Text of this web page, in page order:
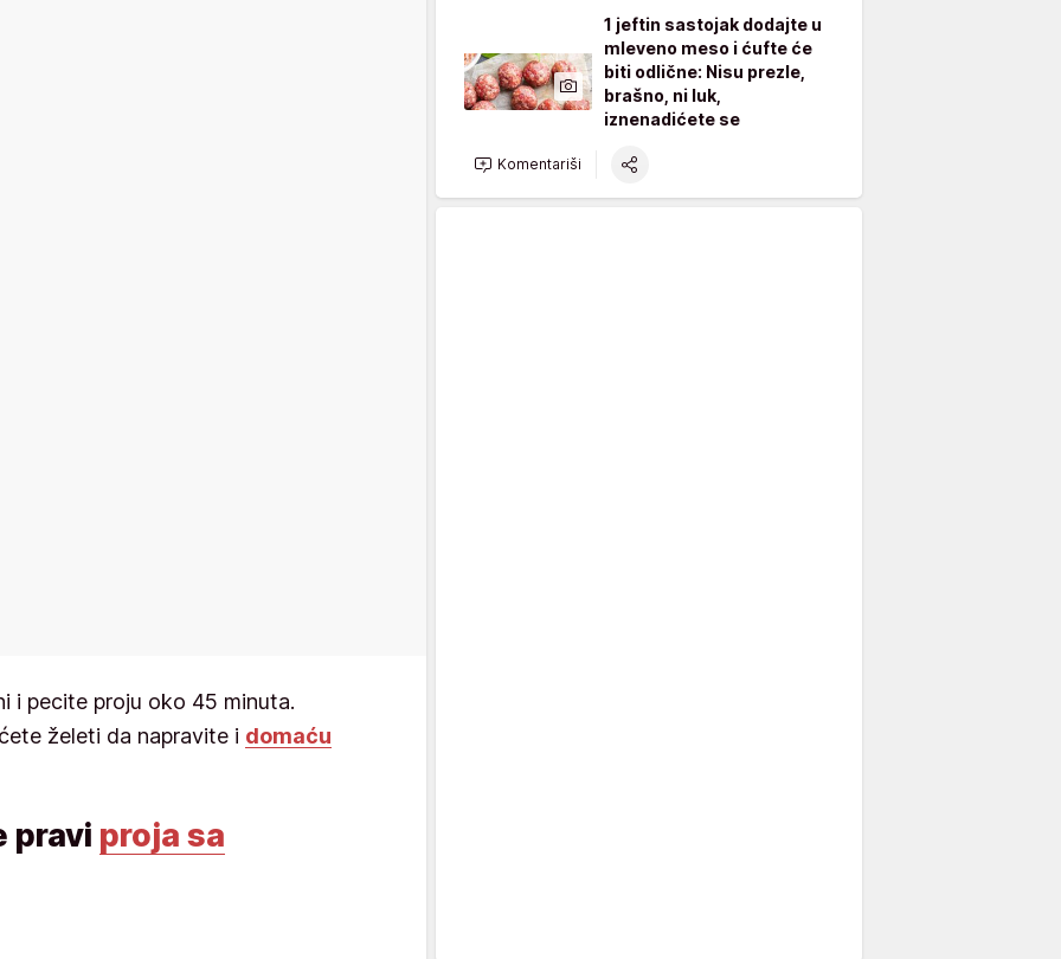
i pecite proju oko 45 minuta.
želeti da napravite i domaću
pravi proja sa
1 jeftin sastojak dodajte u
mleveno meso i ćufte će
biti odlične: Nisu prezle,
brašno, ni luk,
iznenadićete se
Komentariši